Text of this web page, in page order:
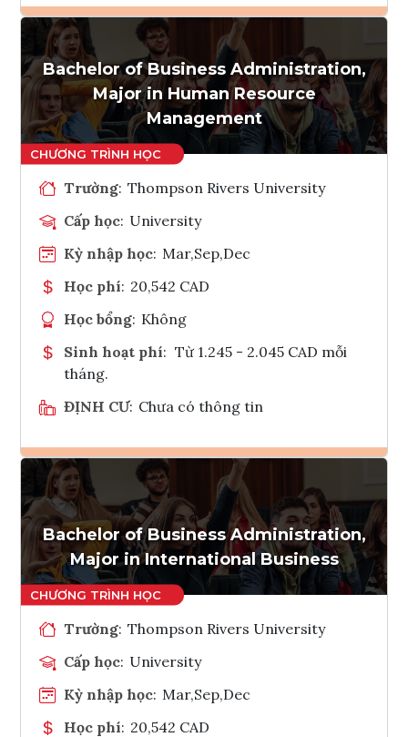
Ghi danh
Tham vấn Interlink
Bachelor of Business Administration,
Major in Human Resource
Management
Trường: Thompson Rivers University
Cấp học: University
Kỳ nhập học: Mar,Sep,Dec
Học phí: 20,542 CAD
Học bổng: Không
Sinh hoạt phí: Từ 1.245 - 2.045 CAD mỗi
tháng.
ĐỊNH CƯ: Chưa có thông tin
Ghi danh
Tham vấn Interlink
Bachelor of Business Administration,
Major in International Business
Trường: Thompson Rivers University
Cấp học: University
Kỳ nhập học: Mar,Sep,Dec
Học phí: 20,542 CAD